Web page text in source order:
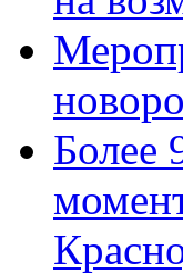
Более